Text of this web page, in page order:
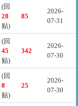
(回
28
贴)
85
2026-
07-31
(回
45
贴)
342
2026-
07-30
(回
8
贴)
25
2026-
07-30